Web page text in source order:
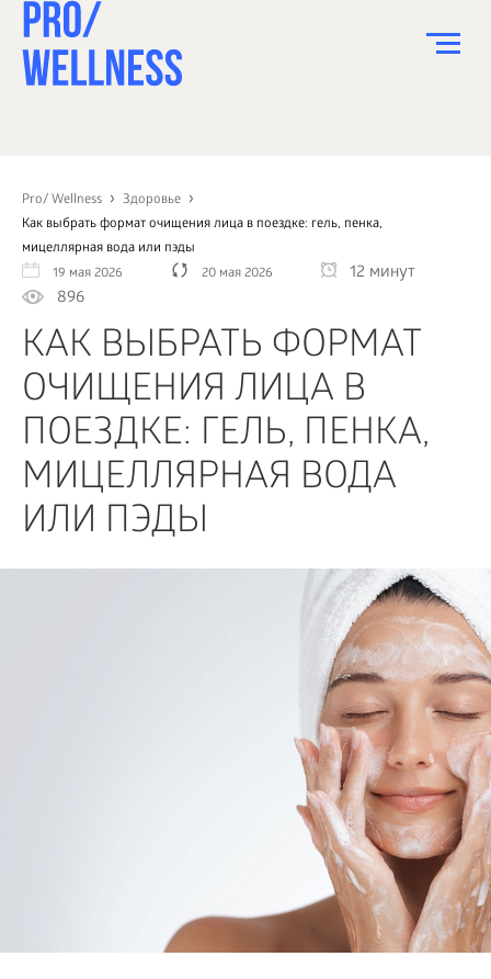
Pro/ Wellness
Здоровье
Как выбрать формат очищения лица в поездке: гель, пенка,
мицеллярная вода или пэды
19 мая 2026
20 мая 2026
12 минут
896
КАК ВЫБРАТЬ ФОРМАТ
ОЧИЩЕНИЯ ЛИЦА В
ПОЕЗДКЕ: ГЕЛЬ, ПЕНКА,
МИЦЕЛЛЯРНАЯ ВОДА
ИЛИ ПЭДЫ
СПОРТ
ЗДОРОВЬЕ
КРАСОТА
ПСИХОЛОГИЯ
КАК?
БИЗНЕС